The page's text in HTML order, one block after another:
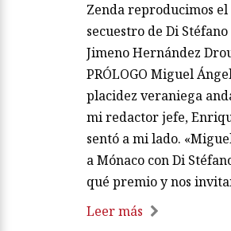
Zenda reproducimos
secuestro de Di
Jimeno Hernández
PRÓLOGO Miguel
placidez veraniega
mi redactor jefe,
sentó a mi lado.
a Mónaco con Di
qué premio y nos
Leer más